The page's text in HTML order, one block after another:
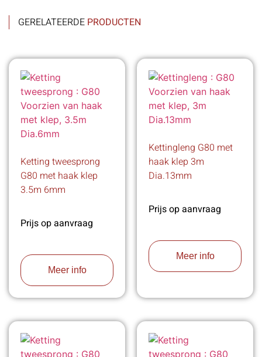
GERELATEERDE PRODUCTEN
Ketting tweesprong
G80 met haak klep
3.5m 6mm
Prijs op aanvraag
Meer info
Kettingleng G80 met
haak klep 3m
Dia.13mm
Prijs op aanvraag
Meer info